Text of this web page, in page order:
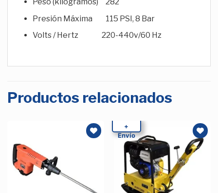
Presión Máxima 115 PSI, 8 Bar
Volts / Hertz 220-440v/60 Hz
Productos relacionados
+
Envío
Añadir
Lista de